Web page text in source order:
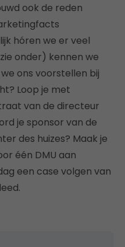
ook de reden
hóren we er veel
onder) kennen we
ons voorstellen bij
Loop je met
van de directeur
je sponsor van de
des huizes? Maak je
één DMU aan
een case volgen van